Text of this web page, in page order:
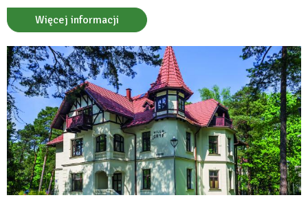
Konstancińskiego Domu Kultury, Biblioteki Publicznej
oraz świetlica środowiskowa.
Więcej informacji